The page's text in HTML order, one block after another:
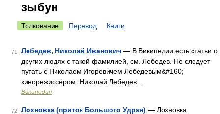
зыбун
Толкование Перевод Книги
71 Лебедев, Николай Иванович — В Википедии есть статьи о
других людях с такой фамилией, см. Лебедев. Не следует
путать с Николаем Игоревичем Лебедевым&#160;
кинорежиссёром. Николай Лебедев …
Википедия
72 Лохновка (приток Большого Удрая) — Лохновка